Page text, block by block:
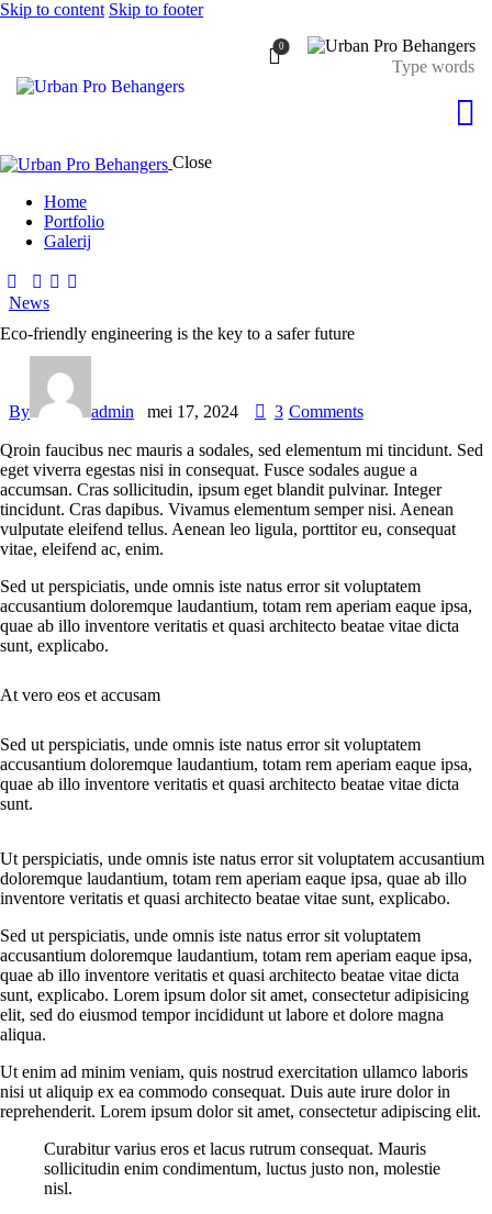
Skip to content Skip to footer
0
Close
Home
Portfolio
Galerij
News
Eco-friendly engineering is the key to a safer future
By admin mei 17, 2024 3 Comments
Qroin faucibus nec mauris a sodales, sed elementum mi tincidunt. Sed
eget viverra egestas nisi in consequat. Fusce sodales augue a
accumsan. Cras sollicitudin, ipsum eget blandit pulvinar. Integer
tincidunt. Cras dapibus. Vivamus elementum semper nisi. Aenean
vulputate eleifend tellus. Aenean leo ligula, porttitor eu, consequat
vitae, eleifend ac, enim.
Sed ut perspiciatis, unde omnis iste natus error sit voluptatem
accusantium doloremque laudantium, totam rem aperiam eaque ipsa,
quae ab illo inventore veritatis et quasi architecto beatae vitae dicta
sunt, explicabo.
At vero eos et accusam
Sed ut perspiciatis, unde omnis iste natus error sit voluptatem
accusantium doloremque laudantium, totam rem aperiam eaque ipsa,
quae ab illo inventore veritatis et quasi architecto beatae vitae dicta
sunt.
Ut perspiciatis, unde omnis iste natus error sit voluptatem accusantium
doloremque laudantium, totam rem aperiam eaque ipsa, quae ab illo
inventore veritatis et quasi architecto beatae vitae sunt, explicabo.
Sed ut perspiciatis, unde omnis iste natus error sit voluptatem
accusantium doloremque laudantium, totam rem aperiam eaque ipsa,
quae ab illo inventore veritatis et quasi architecto beatae vitae dicta
sunt, explicabo. Lorem ipsum dolor sit amet, consectetur adipisicing
elit, sed do eiusmod tempor incididunt ut labore et dolore magna
aliqua.
Ut enim ad minim veniam, quis nostrud exercitation ullamco laboris
nisi ut aliquip ex ea commodo consequat. Duis aute irure dolor in
reprehenderit. Lorem ipsum dolor sit amet, consectetur adipiscing elit.
Curabitur varius eros et lacus rutrum consequat. Mauris
sollicitudin enim condimentum, luctus justo non, molestie
nisl.